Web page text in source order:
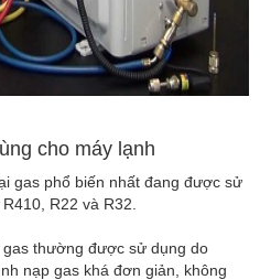
cho máy lạnh
gas phổ biến nhất đang được sử
R22 và R32.
thường được sử dụng do
nạp gas khá đơn giản, không